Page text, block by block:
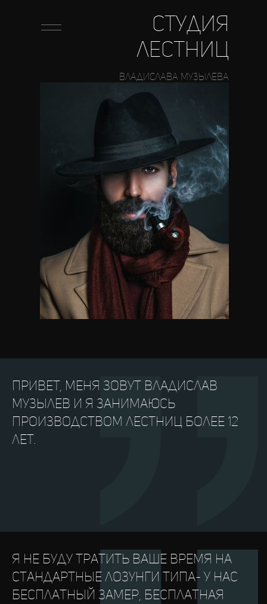
студия
лестниц
владислава музылева
Привет, меня зовут Владислав
Музылев и я занимаюсь
производством лестниц более 12
лет.
я не буду тратить ваше время на
стандартные лозунги типа- у нас
бесплатный замер, бесплатная